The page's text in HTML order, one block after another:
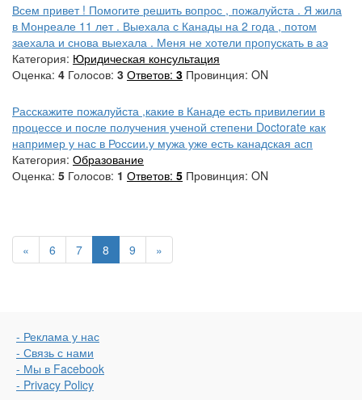
Всем привет ! Помогите решить вопрос , пожалуйста . Я жила
в Монреале 11 лет . Выехала с Канады на 2 года , потом
заехала и снова выехала . Меня не хотели пропускать в аэ
Категория: Юридическая консультация
Оценка: 4 Голосов: 3 Ответов: 3 Провинция: ON
Расскажите пожалуйста ,какие в Канаде есть привилегии в
процессе и после получения ученой степени Doctorate как
например у нас в России.у мужа уже есть канадская асп
Категория: Образование
Оценка: 5 Голосов: 1 Ответов: 5 Провинция: ON
« 6 7 8 9 »
- Реклама у нас
- Связь с нами
- Мы в Facebook
- Privacy Policy